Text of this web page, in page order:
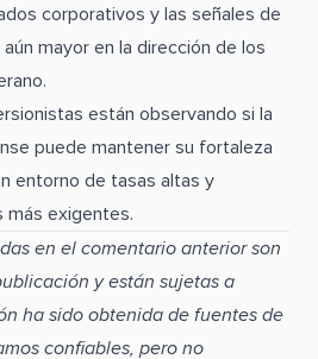
corporativos y las señales de
mayor en la dirección de los
están observando si la
puede mantener su fortaleza
entorno de tasas altas y
más exigentes.
en el comentario anterior son
y están sujetas a
ha sido obtenida de fuentes de
confiables, pero no